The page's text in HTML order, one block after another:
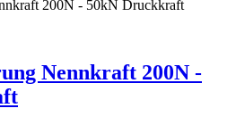
Nennkraft 200N -